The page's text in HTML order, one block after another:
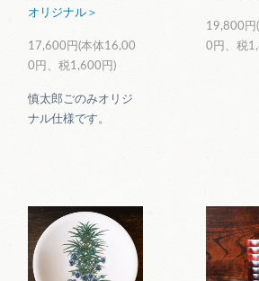
オリジナル＞
17,600円(本体16,00
0円、税1,600円)
慎太郎ごのみオリジ
ナル仕様です。
19,800円
0円、税